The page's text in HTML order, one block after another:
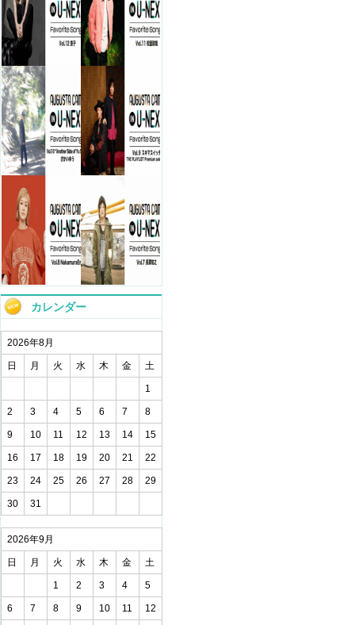
カレンダー
2026年8月
日 月 火 水 木 金 土
1
2 3 4 5 6 7 8
9 10 11 12 13 14 15
16 17 18 19 20 21 22
23 24 25 26 27 28 29
30 31
2026年9月
日 月 火 水 木 金 土
1 2 3 4 5
6 7 8 9 10 11 12